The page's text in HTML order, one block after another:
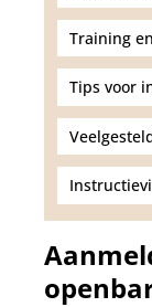
Training
Tips voor